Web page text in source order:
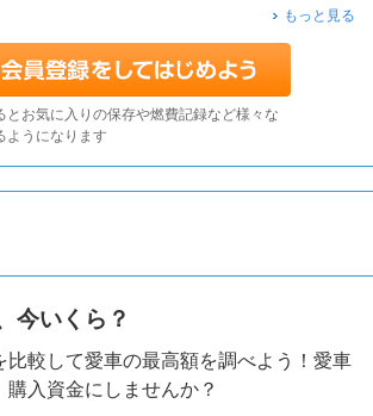
もっと見る
とお気に入りの保存や燃費記録など様々な
ようになります
今いくら？
比較して愛車の最高額を調べよう！愛車
購入資金にしませんか？